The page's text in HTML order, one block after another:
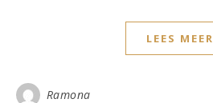
LEES MEER
Ramona